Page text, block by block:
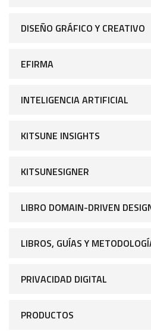
DISEÑO GRÁFICO Y CREATIVO
EFIRMA
INTELIGENCIA ARTIFICIAL
KITSUNE INSIGHTS
KITSUNESIGNER
LIBRO DOMAIN-DRIVEN
LIBROS, GUÍAS Y
PRIVACIDAD DIGITAL
PRODUCTOS